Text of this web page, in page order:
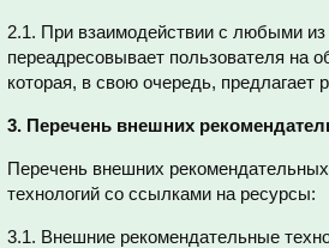
2.1. При взаимодействии с любыми
переадресовывает пользователя на
которая, в свою очередь,
3. Перечень внешних
Перечень внешних
технологий со ссылками на ресурсы:
3.1. Внешние рекомендательные